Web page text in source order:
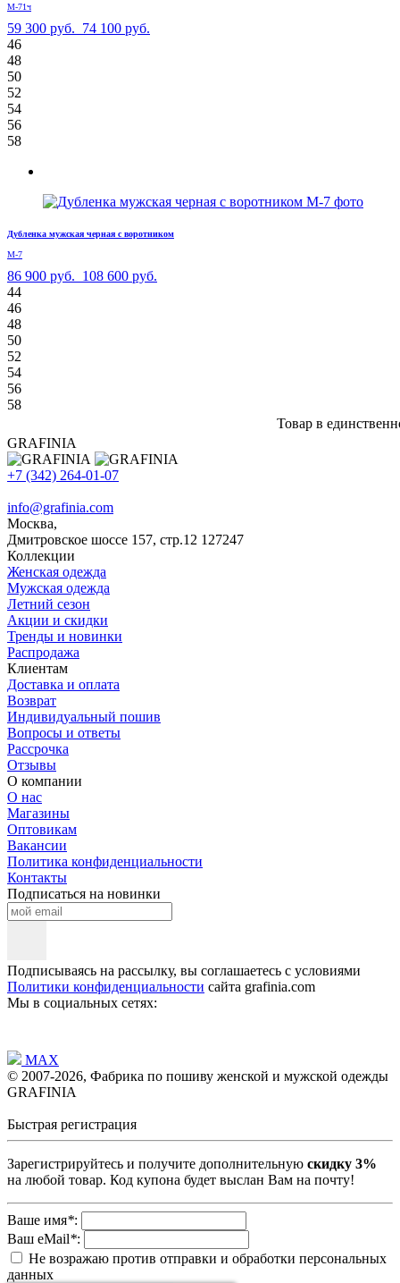
М-71ч
59 300 руб. 74 100 руб.
46
48
50
52
54
56
58
Дубленка мужская черная с воротником
М-7
86 900 руб. 108 600 руб.
44
46
48
50
52
54
56
58
Товар в
GRAFINIA
+7 (342) 264-01-07
info@grafinia.com
Москва,
Дмитровское шоссе 157, стр.12 127247
Коллекции
Женская одежда
Мужская одежда
Летний сезон
Акции и скидки
Тренды и новинки
Распродажа
Клиентам
Доставка и оплата
Возврат
Индивидуальный пошив
Вопросы и ответы
Рассрочка
Отзывы
О компании
О нас
Магазины
Оптовикам
Вакансии
Политика конфиденциальности
Контакты
Подписаться на новинки
Подписываясь на рассылку, вы соглашаетесь с условиями
Политики конфиденциальности сайта grafinia.com
Мы в социальных сетях:
MAX
© 2007-2026, Фабрика по пошиву женской и мужской одежды
GRAFINIA
Быстрая регистрация
Зарегистрируйтесь и получите дополнительную скидку 3%
на любой товар. Код купона будет выслан Вам на почту!
Ваше имя*:
Ваш eMail*:
Не возражаю против отправки и обработки персональных
данных